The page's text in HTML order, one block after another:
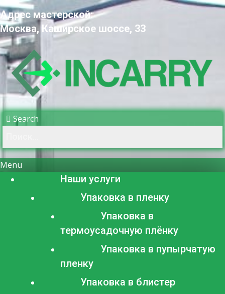
Адрес мастерской:
Москва, Каширское шоссе, 33
Search
Menu
Наши услуги
Упаковка в пленку
Упаковка в
термоусадочную плёнку
Упаковка в пупырчатую
пленку
Упаковка в блистер